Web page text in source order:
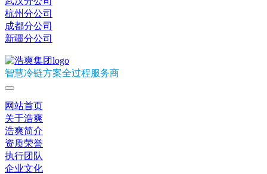
杭州分公司
成都分公司
新疆分公司
智慧冷链方案全过程服务商
网站首页
关于浩爽
浩爽简介
资质荣誉
执行团队
企业文化